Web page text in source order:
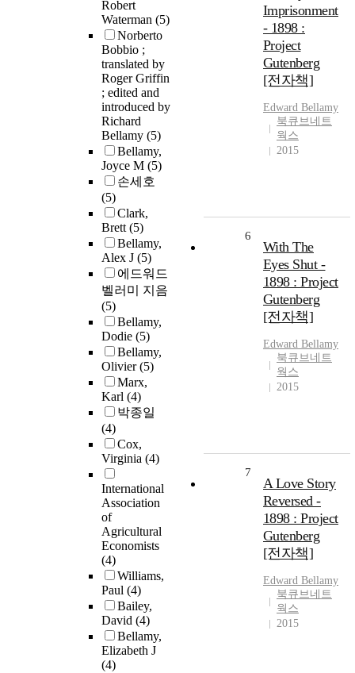
Robert
Waterman (5)
Norberto
Bobbio ;
translated by
Roger Griffin
; edited and
introduced by
Richard
Bellamy (5)
Bellamy,
Joyce M (5)
손세호
(5)
Clark,
Brett(5)
Bellamy,
Alex J (5)
에드워드
벨러미 지음
(5)
Bellamy,
Dodie (5)
Bellamy,
Olivier(5)
Marx,
Karl (4)
박종일
(4)
Cox,
Virginia (4)
International
Association
of
Agricultural
Economists
(4)
Williams,
Paul (4)
Bailey,
David (4)
Bellamy,
Elizabeth J
(4)
Imprisonment
- 1898 :
Project
Gutenberg
[전자책]
Edward Bellamy
북큐브네트
웍스
2015
6
With The
Eyes Shut -
1898 : Project
Gutenberg
[전자책]
Edward Bellamy
북큐브네트
웍스
2015
7
A Love Story
Reversed -
1898 : Project
Gutenberg
[전자책]
Edward Bellamy
북큐브네트
웍스
2015